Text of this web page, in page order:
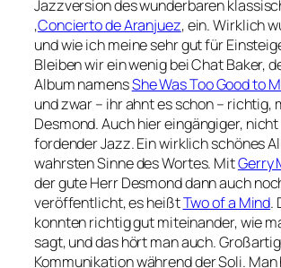
Jazzversion des wunderbaren
‚Concierto de Aranjuez‚ ein. Wirklich
und wie ich meine sehr gut für
Bleiben wir ein wenig bei Chat Baker,
Album namensShe Was Too Good to
und zwar – ihr ahnt es schon – richtig,
Desmond. Auch hier eingängiger,
fordender Jazz. Ein wirklich schönes
wahrsten Sinne des Wortes. MitGerry
der gute Herr Desmond dann auch
veröffentlicht, es heißtTwo of a Mind.
konnten richtig gut miteinander, wie
sagt, und das hört man auch.
Kommunikation während der Soli.